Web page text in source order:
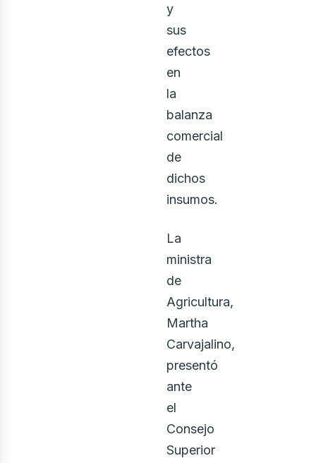
y
sus
efectos
en
la
balanza
comercial
de
dichos
insumos.
La
ministra
de
Agricultura,
Martha
Carvajalino,
presentó
ante
el
Consejo
Superior